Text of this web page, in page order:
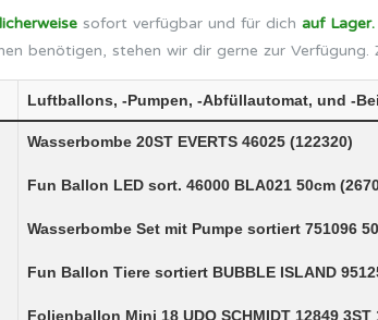
sofort verfügbar und für dich auf Lager.
benötigen, stehen wir dir gerne zur Verfügung.
Luftballons, -Pumpen, -Abfüllautomat, und -
Wasserbombe 20ST EVERTS 46025 (122320)
Fun Ballon LED sort. 46000 BLA021 50cm
Wasserbombe Set mit Pumpe sortiert 751096
Fun Ballon Tiere sortiert BUBBLE ISLAND
Folienballon Mini 18 UDO SCHMIDT 12849 3ST